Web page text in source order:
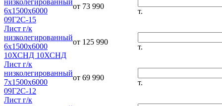
6х1500х6000
09Г2С-15
от 73 990
т.
Лист г/к
низколегированный
6х1500х6000
10ХСНД 10ХСНД
от 125 990
т.
Лист г/к
низколегированный
7х1500х6000
09Г2С-12
от 69 990
т.
Лист г/к